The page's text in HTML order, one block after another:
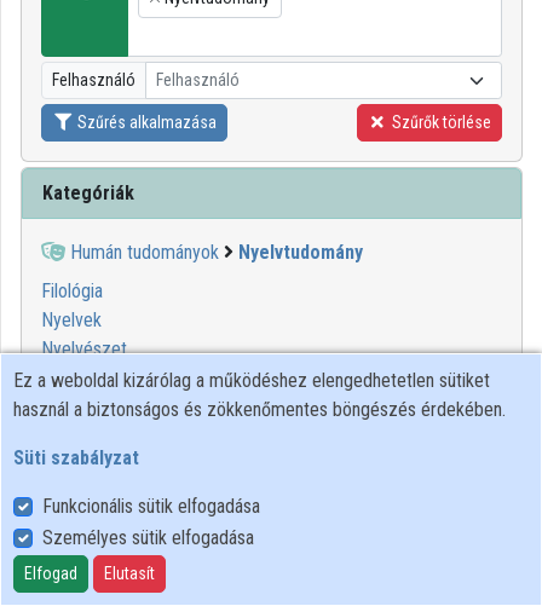
Intézményi listák
Intézmények
Közreműködők
×
Felhasználó Felhasználó
Szűrés alkalmazása Szűrők törlése
Kategóriák
Humán tudományok
Nyelvtudomány
Filológia
Nyelvek
Nyelvészet
Felhasználói szabályzat
Adatkezelési tájékoztató
Süti szabályzat
Ez a weboldal kizárólag a működéshez elengedhetetlen sütiket
használ a biztonságos és zökkenőmentes böngészés érdekében.
Süti szabályzat
Funkcionális sütik elfogadása
Személyes sütik elfogadása
Elfogad Elutasít